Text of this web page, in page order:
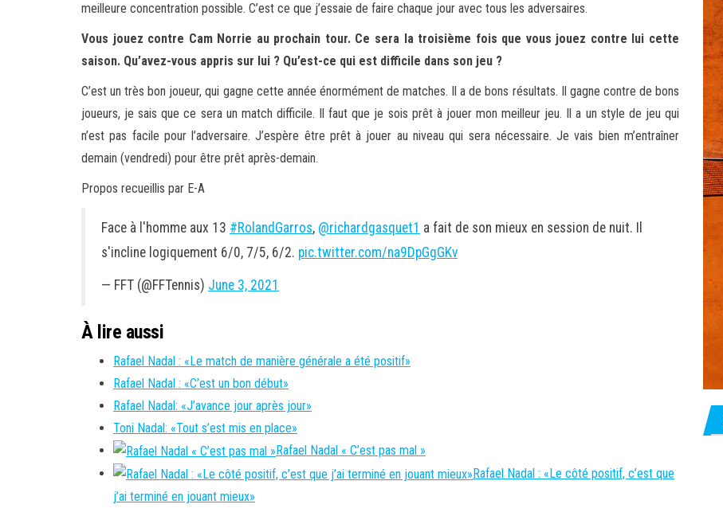
meilleure concentration possible. C’est ce que j’essaie de faire chaque jour avec tous les adversaires.
Vous jouez contre Cam Norrie au prochain tour. Ce sera la troisième fois que vous jouez contre lui cette
saison. Qu’avez-vous appris sur lui ? Qu’est-ce qui est difficile dans son jeu ?
C’est un très bon joueur, qui gagne cette année énormément de matches. Il a de bons résultats. Il gagne contre de bons
joueurs, je sais que ce sera un match difficile. Il faut que je sois prêt à jouer mon meilleur jeu. Il a un style de jeu qui
n’est pas facile pour l’adversaire. J’espère être prêt à jouer au niveau qui sera nécessaire. Je vais bien m’entraîner
demain (vendredi) pour être prêt après-demain.
Propos recueillis par E-A
Face à l'homme aux 13 #RolandGarros, @richardgasquet1 a fait de son mieux en session de nuit. Il
s'incline logiquement 6/0, 7/5, 6/2. pic.twitter.com/na9DpGgGKv
— FFT (@FFTennis) June 3, 2021
À lire aussi
Rafael Nadal : «Le match de manière générale a été positif»
Rafael Nadal : «C’est un bon début»
Rafael Nadal: «J’avance jour après jour»
Toni Nadal: «Tout s’est mis en place»
Rafael Nadal « C’est pas mal »
Rafael Nadal : «Le côté positif, c’est que
j’ai terminé en jouant mieux»